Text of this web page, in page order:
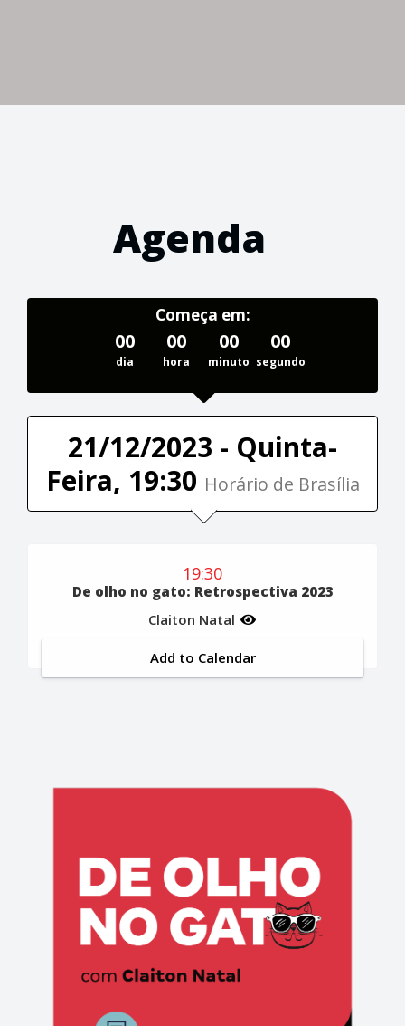
Agenda
Começa em:
00
dia
00
hora
00
minuto
00
segundo
21/12/2023 - Quinta-
Feira, 19:30 Horário de Brasília
19:30
De olho no gato: Retrospectiva 2023
Claiton Natal
Add to Calendar